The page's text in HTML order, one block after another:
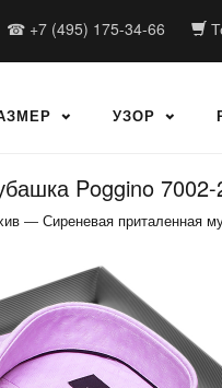
☎ +7 (495) 175-34-66
УЗОР
Poggino
— Сиреневая приталенная